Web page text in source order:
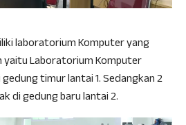
laboratorium Komputer yang
yaitu Laboratorium Komputer
timur lantai 1. Sedangkan 2
di gedung baru lantai 2.